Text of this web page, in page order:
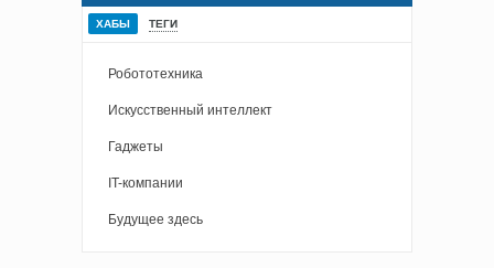
ХАБЫ ТЕГИ
Робототехника
Искусственный интеллект
Гаджеты
IT-компании
Будущее здесь